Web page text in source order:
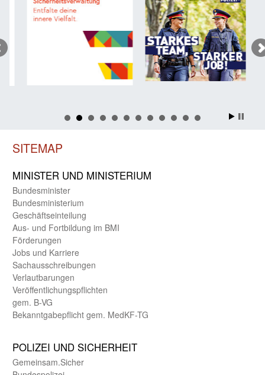
SITEMAP
MINISTER UND MINIST­ERIUM
Bundes­minister
Bundes­ministerium
Geschäfts­einteilung
Aus- und Fortbildung im BMI
Förderungen
Jobs und Karriere
Sachaus­schreibungen
Verlautbarungen
Veröffentlichungspflichten
gem. B-VG
Bekanntgabepflicht gem. MedKF-TG
POLIZEI UND SICHER­HEIT
Gemein­sam.Sicher